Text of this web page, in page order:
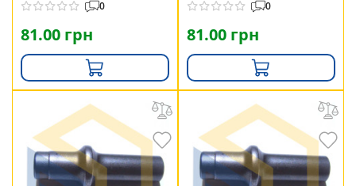
0
81.00 грн
0
81.00 грн